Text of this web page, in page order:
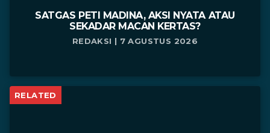
SATGAS PETI MADINA, AKSI NYATA ATAU
SEKADAR MACAN KERTAS?
REDAKSI | 7 AGUSTUS 2026
RELATED